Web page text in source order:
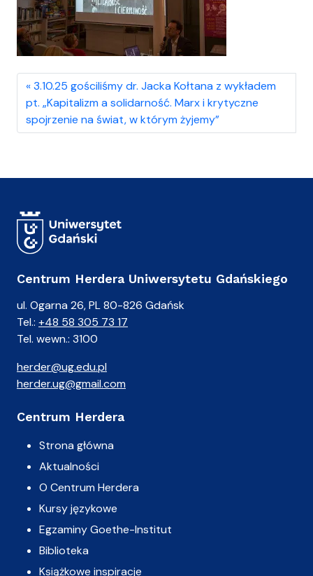
3.10.25 gościliśmy dr. Jacka Kołtana z wykładem
pt. „Kapitalizm a solidarność. Marx i krytyczne
spojrzenie na świat, w którym żyjemy”
Centrum Herdera Uniwersytetu Gdańskiego
ul. Ogarna 26, PL 80-826 Gdańsk
Tel.: +48 58 305 73 17
Tel. wewn.: 3100
herder@ug.edu.pl
herder.ug@gmail.com
Centrum Herdera
Strona główna
Aktualności
O Centrum Herdera
Kursy językowe
Egzaminy Goethe-Institut
Biblioteka
Książkowe inspiracje